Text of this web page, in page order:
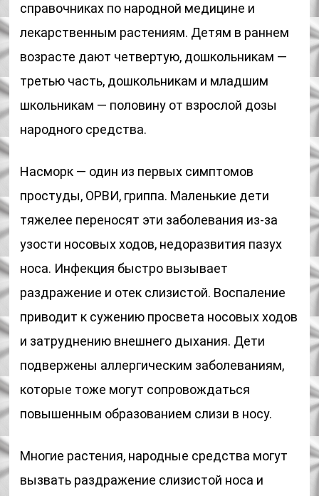
справочниках по народной медицине и
лекарственным растениям. Детям в раннем
возрасте дают четвертую, дошкольникам —
третью часть, дошкольникам и младшим
школьникам — половину от взрослой дозы
народного средства.
Насморк — один из первых симптомов
простуды, ОРВИ, гриппа. Маленькие дети
тяжелее переносят эти заболевания из-за
узости носовых ходов, недоразвития пазух
носа. Инфекция быстро вызывает
раздражение и отек слизистой. Воспаление
приводит к сужению просвета носовых ходов
и затруднению внешнего дыхания. Дети
подвержены аллергическим заболеваниям,
которые тоже могут сопровождаться
повышенным образованием слизи в носу.
Многие растения, народные средства могут
вызвать раздражение слизистой носа и